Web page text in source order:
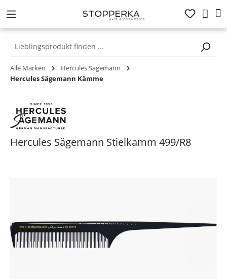
springen
Alle Marken
Hercules Sägemann
Hercules Sägemann Kämme
Hercules Sägemann Stielkamm 499/R8